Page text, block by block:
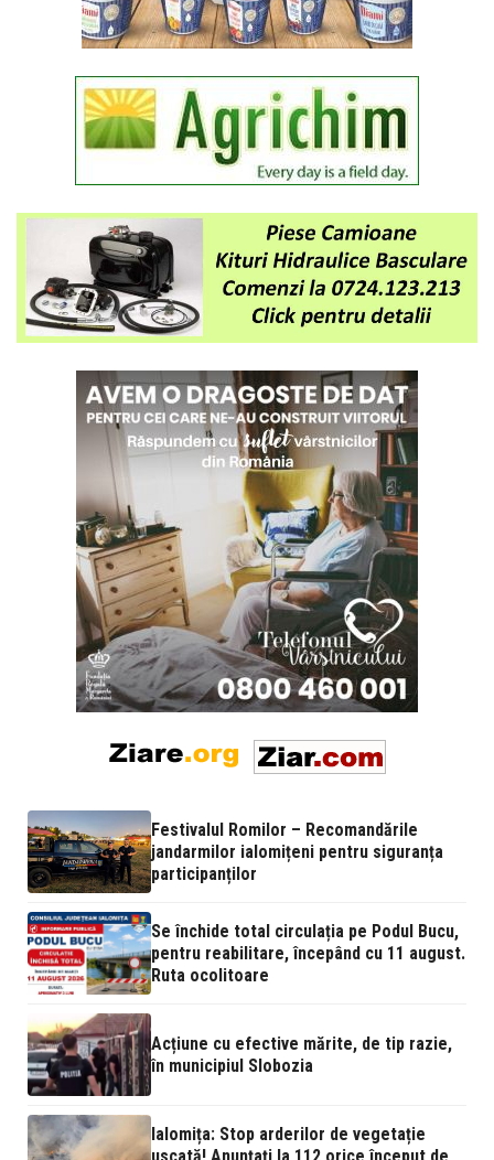
Festivalul Romilor – Recomandările
jandarmilor ialomițeni pentru siguranța
participanților
Se închide total circulația pe Podul Bucu,
pentru reabilitare, începând cu 11 august.
Ruta ocolitoare
Acțiune cu efective mărite, de tip razie,
în municipiul Slobozia
Ialomița: Stop arderilor de vegetație
uscată! Anunțați la 112 orice început de